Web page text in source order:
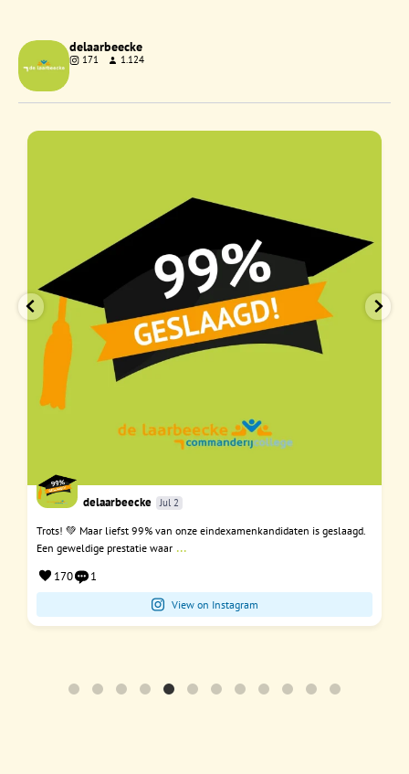
delaarbeecke
171 1.124
delaarbeecke Jul 2
Trots! 💚 Maar liefst 99% van onze eindexamenkandidaten is geslaagd.
Een geweldige prestatie waar ...
170 1
View on Instagram